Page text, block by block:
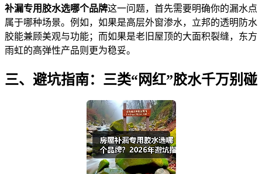
补漏专用胶水选哪个品牌这一问题，首先需要明确你的漏水点
属于哪种场景。例如，如果是高层外窗渗水，立邦的透明防水
胶能兼顾美观与功能；而如果是老旧屋顶的大面积裂缝，东方
雨虹的高弹性产品则更为稳妥。
三、避坑指南：三类“网红”胶水千万别碰